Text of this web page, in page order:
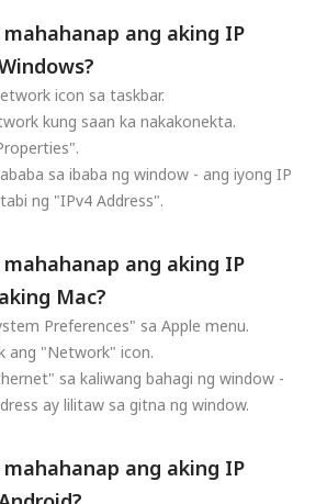
mahahanap ang aking IP
icon sa taskbar.
kung saan ka nakakonekta.
sa ibaba ng window - ang iyong IP
ng "IPv4 Address".
mahahanap ang aking IP
Mac?
Preferences" sa Apple menu.
ang "Network" icon.
sa kaliwang bahagi ng window -
ay lilitaw sa gitna ng window.
mahahanap ang aking IP